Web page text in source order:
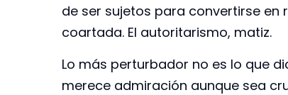
de ser sujetos para convertirse en
coartada. El autoritarismo, matiz.
Lo más perturbador no es lo que
merece admiración aunque sea